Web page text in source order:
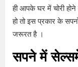
ही आपके घर में चोरी
हो तो इस प्रकार के
जरूरत है ।
सपने में